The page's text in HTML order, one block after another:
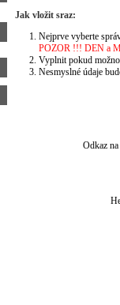
Jak vložit sraz:
Nejprve vyberte
POZOR !!! DEN a
Vyplnit pokud
Nesmyslné údaje
Odkaz